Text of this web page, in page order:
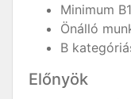
Minimum
Önálló
B
Előnyök